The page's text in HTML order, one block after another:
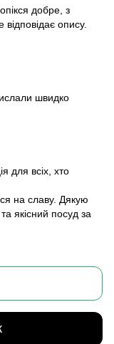
добре, з
опису.
швидко
для всіх, хто
на славу. Дякую
якісний посуд за